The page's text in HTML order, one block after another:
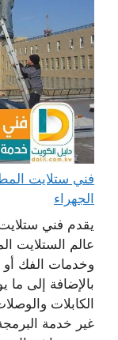
الجهراء
يقدم فني
عالم الستلايت
وخدمات الفك أو
بالإضافة إلى ما
الكابلات
غير خدمة